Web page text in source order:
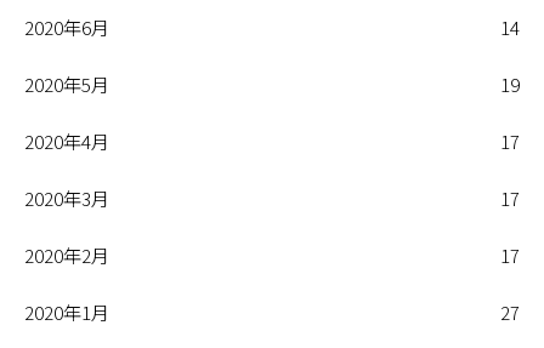
2020年6月 14
2020年5月 19
2020年4月 17
2020年3月 17
2020年2月 17
2020年1月 27